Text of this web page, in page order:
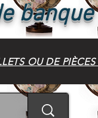
OU DE